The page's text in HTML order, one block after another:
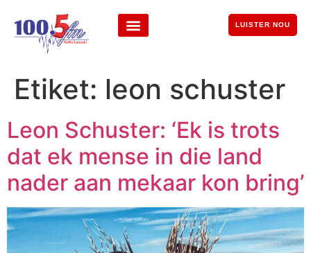
LUISTER NOU
Etiket: leon schuster
Leon Schuster: ‘Ek is trots
dat ek mense in die land
nader aan mekaar kon bring’